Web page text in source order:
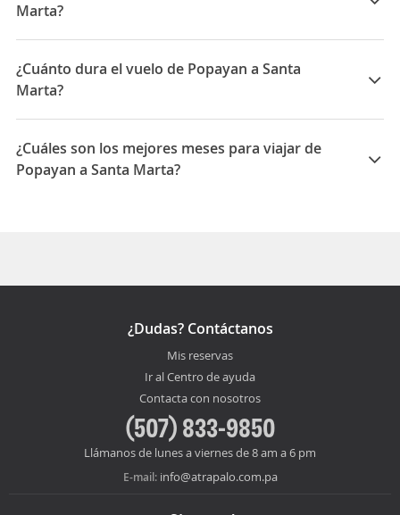
Marta?
Las compañías que vuelan de Popayan a Santa Marta
son: Avianca
¿Cuánto dura el vuelo de Popayan a Santa
Marta?
La duración media para viajar entre Popayan y Santa
Marta es 05:20
¿Cuáles son los mejores meses para viajar de
Popayan a Santa Marta?
¿Dudas? Contáctanos
Mis reservas
Ir al Centro de ayuda
Contacta con nosotros
(507) 833-9850
Llámanos de lunes a viernes de 8 am a 6 pm
E-mail: info@atrapalo.com.pa